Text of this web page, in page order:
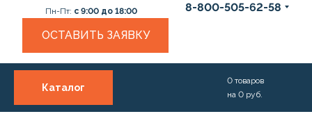
Пн-Пт: с 9:00 до 18:00 8-800-505-62-58
ОСТАВИТЬ ЗАЯВКУ
Каталог
0 товаров
на 0 руб.